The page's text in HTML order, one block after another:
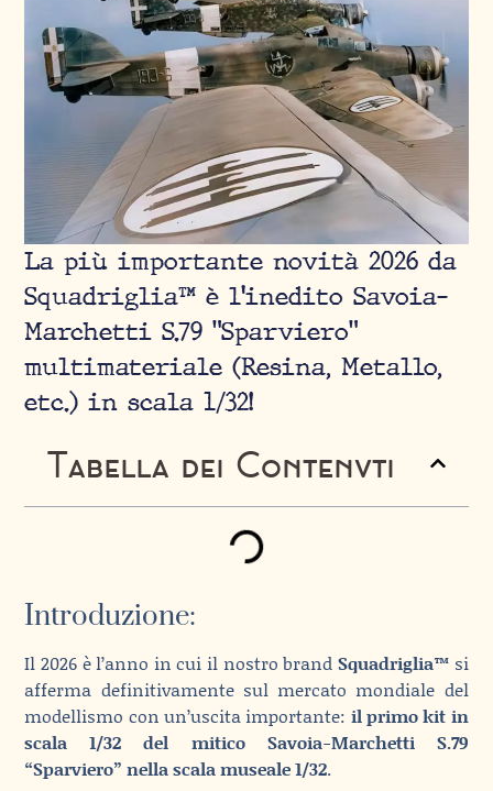
La più importante novità 2026 da
Squadriglia™ è l'inedito Savoia-
Marchetti S.79 "Sparviero"
multimateriale (Resina, Metallo,
etc.) in scala 1/32!
Tabella dei Contenuti
Introduzione:
Il 2026 è l’anno in cui il nostro brand Squadriglia™ si
afferma definitivamente sul mercato mondiale del
modellismo con un’uscita importante: il primo kit in
scala 1/32 del mitico Savoia-Marchetti S.79
“Sparviero” nella scala museale 1/32.